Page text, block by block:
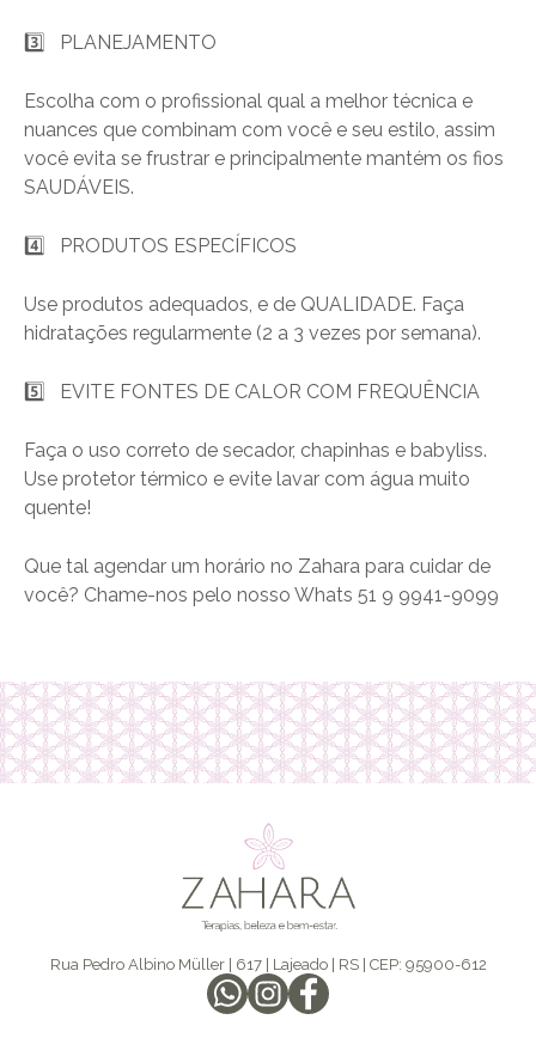
3️ PLANEJAMENTO
Escolha com o profissional qual a melhor técnica e
nuances que combinam com você e seu estilo, assim
você evita se frustrar e principalmente mantém os fios
SAUDÁVEIS.
4️ PRODUTOS ESPECÍFICOS
Use produtos adequados, e de QUALIDADE. Faça
hidratações regularmente (2 a 3 vezes por semana).
5️ EVITE FONTES DE CALOR COM FREQUÊNCIA
Faça o uso correto de secador, chapinhas e babyliss.
Use protetor térmico e evite lavar com água muito
quente!
Que tal agendar um horário no Zahara para cuidar de
você? Chame-nos pelo nosso Whats 51 9 9941-9099
Rua Pedro Albino Müller | 617 | Lajeado | RS | CEP: 95900-612